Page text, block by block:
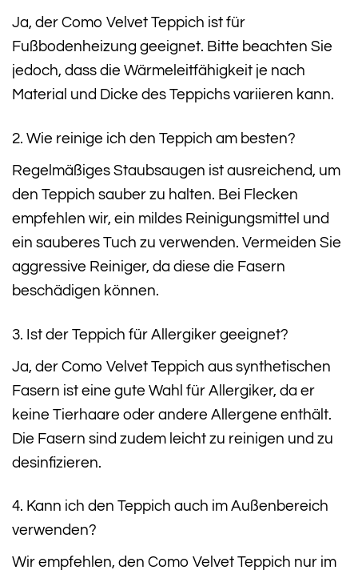
Ja, der Como Velvet Teppich ist für
Fußbodenheizung geeignet. Bitte beachten Sie
jedoch, dass die Wärmeleitfähigkeit je nach
Material und Dicke des Teppichs variieren kann.
2. Wie reinige ich den Teppich am besten?
Regelmäßiges Staubsaugen ist ausreichend, um
den Teppich sauber zu halten. Bei Flecken
empfehlen wir, ein mildes Reinigungsmittel und
ein sauberes Tuch zu verwenden. Vermeiden Sie
aggressive Reiniger, da diese die Fasern
beschädigen können.
3. Ist der Teppich für Allergiker geeignet?
Ja, der Como Velvet Teppich aus synthetischen
Fasern ist eine gute Wahl für Allergiker, da er
keine Tierhaare oder andere Allergene enthält.
Die Fasern sind zudem leicht zu reinigen und zu
desinfizieren.
4. Kann ich den Teppich auch im Außenbereich
verwenden?
Wir empfehlen, den Como Velvet Teppich nur im